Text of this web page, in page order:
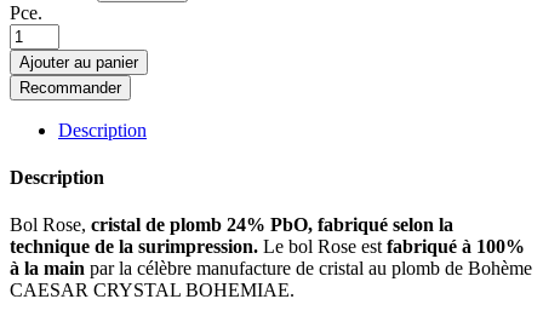
Pce.
Ajouter au panier
Recommander
Description
Description
Bol Rose, cristal de plomb 24% PbO, fabriqué selon la
technique de la surimpression. Le bol Rose est fabriqué à 100%
à la main par la célèbre manufacture de cristal au plomb de Bohème
CAESAR CRYSTAL BOHEMIAE.